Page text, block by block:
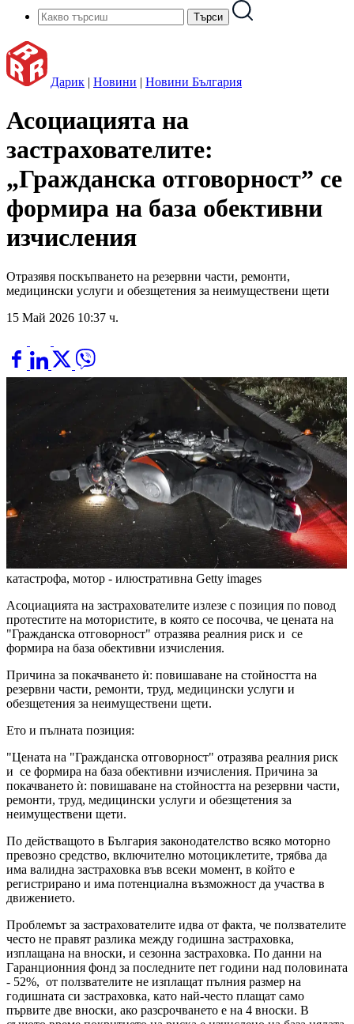
Дарик | Новини | Новини България
Асоциацията на
застрахователите:
„Гражданска отговорност” се
формира на база обективни
изчисления
Отразявя поскъпването на резервни части, ремонти,
медицински услуги и обезщетения за неимуществени щети
15 Май 2026 10:37 ч.
катастрофа, мотор - илюстративна Getty images
Асоциацията на застрахователите излезе с позиция по повод
протестите на мотористите, в която се посочва, че цената на
"Гражданска отговорност" отразява реалния риск и се
формира на база обективни изчисления.
Причина за покачването ѝ: повишаване на стойността на
резервни части, ремонти, труд, медицински услуги и
обезщетения за неимуществени щети.
Ето и пълната позиция:
"Цената на "Гражданска отговорност" отразява реалния риск
и се формира на база обективни изчисления. Причина за
покачването ѝ: повишаване на стойността на резервни части,
ремонти, труд, медицински услуги и обезщетения за
неимуществени щети.
По действащото в България законодателство всяко моторно
превозно средство, включително мотоциклетите, трябва да
има валидна застраховка във всеки момент, в който е
регистрирано и има потенциална възможност да участва в
движението.
Проблемът за застрахователите идва от факта, че ползвателите
често не правят разлика между годишна застраховка,
изплащана на вноски, и сезонна застраховка. По данни на
Гаранционния фонд за последните пет години над половината
- 52%, от ползвателите не изплащат пълния размер на
годишната си застраховка, като най-често плащат само
първите две вноски, ако разсрочването е на 4 вноски. В